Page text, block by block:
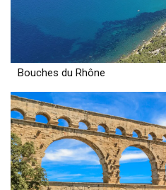
Bouches du Rhône